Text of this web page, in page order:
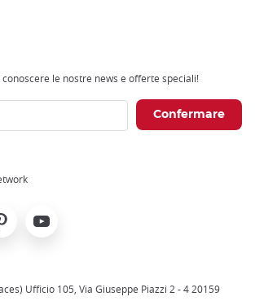
le nostre news e offerte speciali!
Youtube
Ufficio 105, Via Giuseppe Piazzi 2 - 4 20159